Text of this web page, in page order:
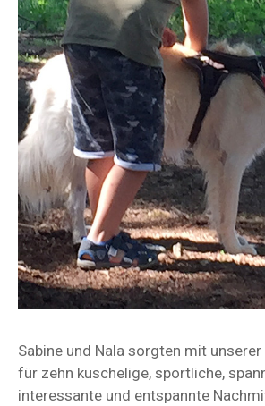
Sabine und Nala sorgten mit
für zehn kuschelige, sportliche,
interessante und entspannte